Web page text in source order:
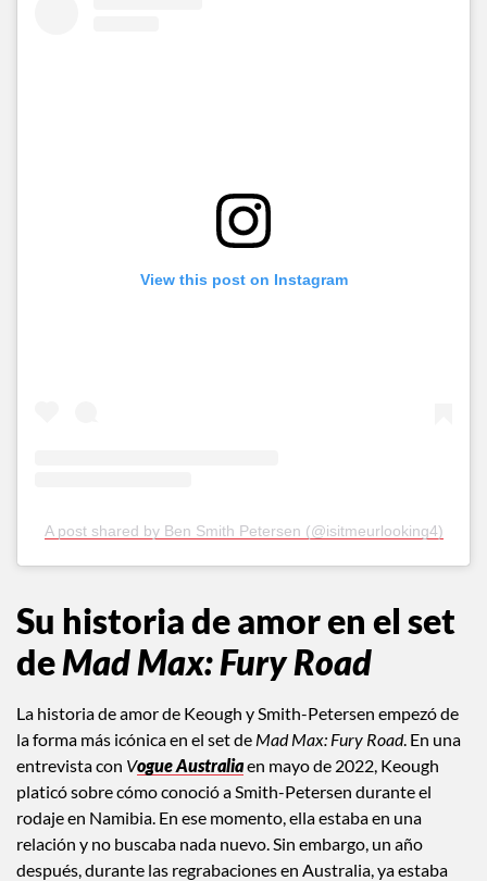
View this post on Instagram
A post shared by Ben Smith Petersen (@isitmeurlooking4)
Su historia de amor en el set
deMad Max: Fury Road
La historia de amor de Keough y Smith-Petersen empezó de
la forma más icónica en el set de Mad Max: Fury Road. En una
entrevista con Vogue Australiaen mayo de 2022, Keough
platicó sobre cómo conoció a Smith-Petersen durante el
rodaje en Namibia. En ese momento, ella estaba en una
relación y no buscaba nada nuevo. Sin embargo, un año
después, durante las regrabaciones en Australia, ya estaba